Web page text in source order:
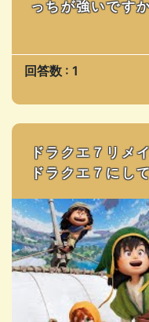
っちが強いです
回答数 : 1
ドラクエ７リメ
ドラクエ７にし